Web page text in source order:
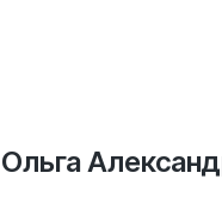
Ольга